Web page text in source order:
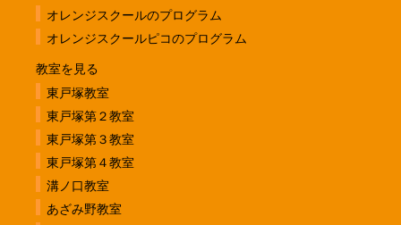
オレンジスクールのプログラム
オレンジスクールピコのプログラム
教室を見る
東戸塚教室
東戸塚第２教室
東戸塚第３教室
東戸塚第４教室
溝ノ口教室
あざみ野教室